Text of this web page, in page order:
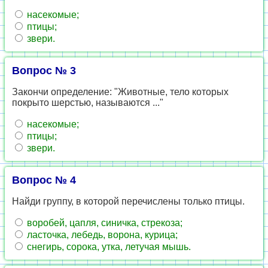
насекомые;
птицы;
звери.
Вопрос № 3
Закончи определение: "Животные, тело которых
покрыто шерстью, называются ..."
насекомые;
птицы;
звери.
Вопрос № 4
Найди группу, в которой перечислены только птицы.
воробей, цапля, синичка, стрекоза;
ласточка, лебедь, ворона, курица;
снегирь, сорока, утка, летучая мышь.